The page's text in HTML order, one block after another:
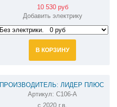
10 530 руб
Добавить электрику
В КОРЗИНУ
ПРОИЗВОДИТЕЛЬ: ЛИДЕР ПЛЮС
ФАРКОП НА CHERY TIGGO 7 PRO
Артикул: C106-A
с 2020 г.в.